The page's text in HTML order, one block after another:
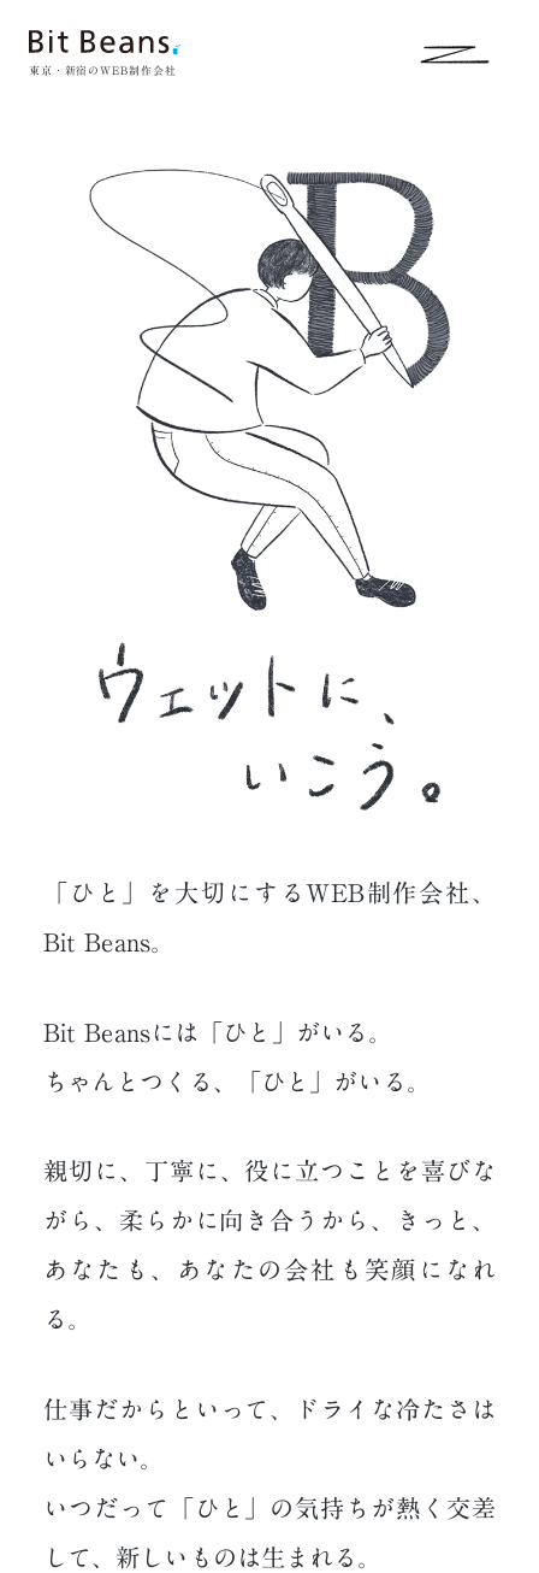
東京・新宿のWEB制作会社
「ひと」を大切にするWEB制作会社、
Bit Beans。
Bit Beansには「ひと」がいる。
ちゃんとつくる、「ひと」がいる。
親切に、丁寧に、役に立つことを喜びな
がら、柔らかに向き合うから、 きっと、
あなたも、あなたの会社も笑顔になれ
る。
仕事だからといって、ドライな冷たさは
いらない。
いつだって「ひと」の気持ちが熱く交差
して、新しいものは生まれる。